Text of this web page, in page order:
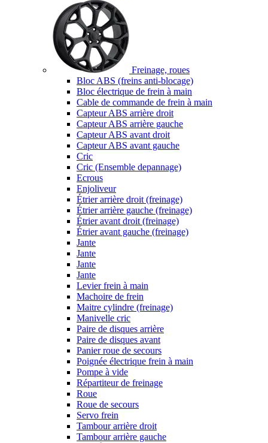
Freinage, roues
Bloc ABS (freins anti-blocage)
Bloc électrique de frein à main
Cable de commande de frein à main
Capteur ABS arrière droit
Capteur ABS arrière gauche
Capteur ABS avant droit
Capteur ABS avant gauche
Cric
Cric (Ensemble depannage)
Ecrous
Enjoliveur
Étrier arrière droit (freinage)
Étrier arrière gauche (freinage)
Étrier avant droit (freinage)
Étrier avant gauche (freinage)
Jante
Jante
Jante
Jante
Levier frein à main
Machoire de frein
Maitre cylindre (freinage)
Manivelle cric
Paire de disques arrière
Paire de disques avant
Panier roue de secours
Poignée électrique frein à main
Pompe à vide
Répartiteur de freinage
Roue
Roue de secours
Servo frein
Tambour arrière droit
Tambour arrière gauche